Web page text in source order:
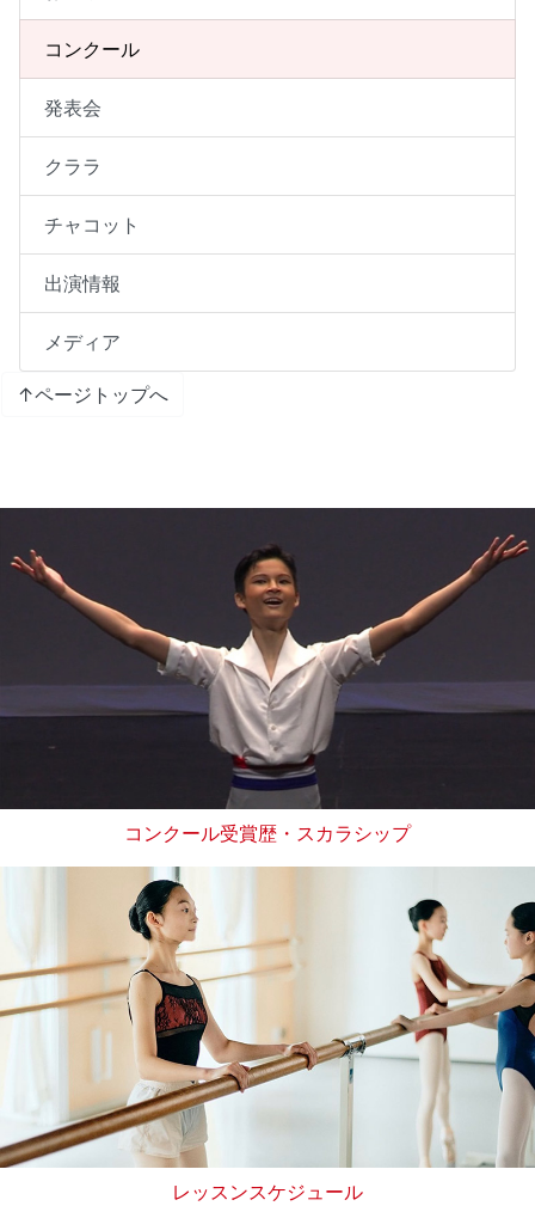
コンクール
発表会
クララ
チャコット
出演情報
メディア
↑ページトップへ
コンクール受賞歴・スカラシップ
レッスンスケジュール